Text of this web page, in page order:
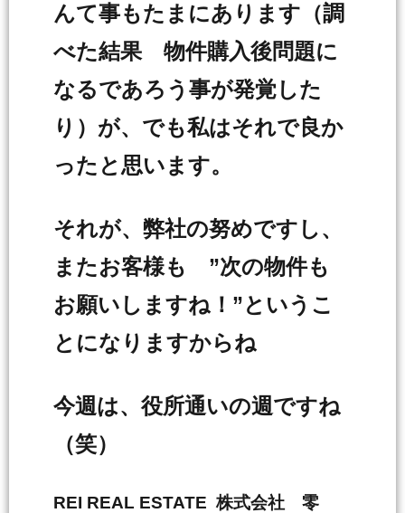
んて事もたまにあります（調
べた結果 物件購入後問題に
なるであろう事が発覚した
り）が、でも私はそれで良か
ったと思います。
それが、弊社の努めですし、
またお客様も ”次の物件も
お願いしますね！”というこ
とになりますからね
今週は、役所通いの週ですね
（笑）
REI REAL ESTATE 株式会社 零